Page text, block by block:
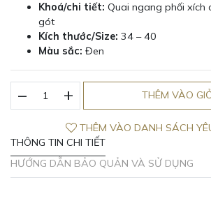
Khoá/chi tiết: Quai ngang phối xích
gót
Kích thước/Size: 34 – 40
Màu sắc: Đen
màu
đen
Lim
+ THÊM VÀO
THÊM VÀO DANH SÁCH
THÔNG TIN CHI TIẾT
HƯỚNG DẪN BẢO QUẢN VÀ SỬ DỤNG